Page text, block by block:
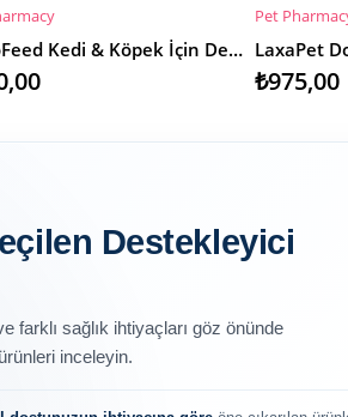
EKLE
FerroFeed Kedi & Köpek İçin Demir Takviyesi
SEPETE
Pet
LaxaPet
₺975,00
Destekleyici
farklı sağlık ihtiyaçları göz önünde
inceleyin.